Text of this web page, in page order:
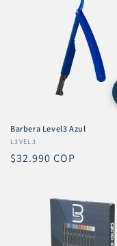
Barbera Level3 Azul
Proveedor:
L3VEL3
Precio
$32.990 COP